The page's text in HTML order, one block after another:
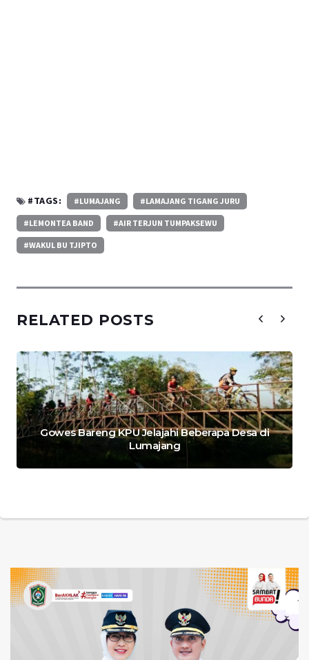
#TAGS: #LUMAJANG #LAMAJANG TIGANG JURU
#LEMONTEA BAND #AIR TERJUN TUMPAKSEWU
#WAKUL BU TJIPTO
RELATED POSTS
Gowes Bareng KPU Jelajahi Beberapa Desa di
Lumajang